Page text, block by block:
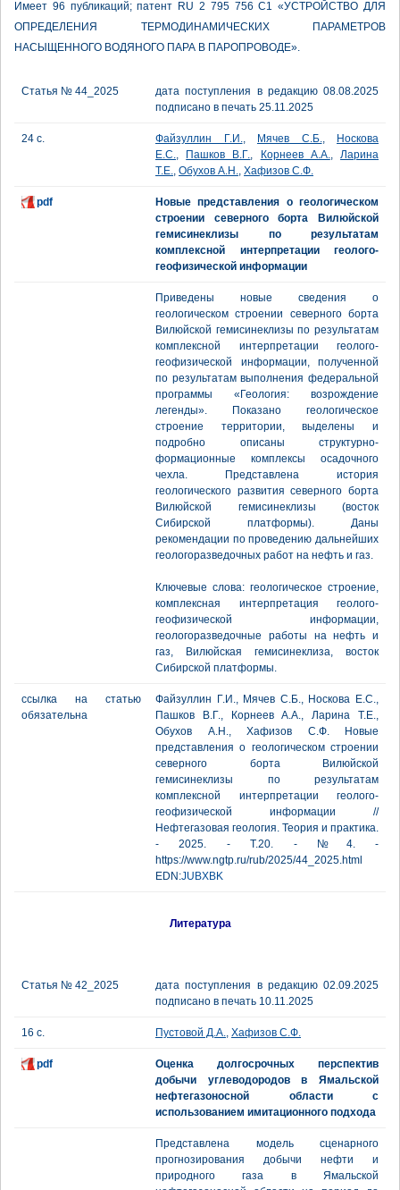
Имеет 96 публикаций; патент RU 2 795 756 C1 «УСТРОЙСТВО ДЛЯ
ОПРЕДЕЛЕНИЯ ТЕРМОДИНАМИЧЕСКИХ ПАРАМЕТРОВ
НАСЫЩЕННОГО ВОДЯНОГО ПАРА В ПАРОПРОВОДЕ».
Статья № 44_2025
дата поступления в редакцию 08.08.2025
подписано в печать 25.11.2025
24 с. Файзуллин Г.И., Мячев С.Б.,
Носкова
Е.С., Пашков В.Г., Корнеев А.А.,Ларина
Т.Е., Обухов А.Н., Хафизов С.Ф.
pdf
Новые представления о геологическом
строении северного борта Вилюйской
гемисинеклизы по результатам
комплексной интерпретации геолого-
геофизической информации
Приведены новые сведения о
геологическом строении северного борта
Вилюйской гемисинеклизы по результатам
комплексной интерпретации геолого-
геофизической информации, полученной
по результатам выполнения федеральной
программы «Геология: возрождение
легенды». Показано геологическое
строение территории, выделены и
подробно описаны структурно-
формационные комплексы осадочного
чехла. Представлена история
геологического развития северного борта
Вилюйской гемисинеклизы (восток
Сибирской платформы). Даны
рекомендации по проведению дальнейших
геологоразведочных работ на нефть и газ.
Ключевые слова: геологическое строение,
комплексная интерпретация геолого-
геофизической информации,
геологоразведочные работы на нефть и
газ, Вилюйская гемисинеклиза, восток
Сибирской платформы.
ссылка на статью
обязательна
Файзуллин Г.И., Мячев С.Б., Носкова Е.С.,
Пашков В.Г., Корнеев А.А., Ларина Т.Е.,
Обухов А.Н., Хафизов С.Ф. Новые
представления о геологическом строении
северного борта Вилюйской
гемисинеклизы по результатам
комплексной интерпретации геолого-
геофизической информации //
Нефтегазовая геология. Теория и практика.
- 2025. - Т.20. - №4. -
https://www.ngtp.ru/rub/2025/44_2025.html
EDN:JUBXBK
Литература
Статья № 42_2025
дата поступления в редакцию 02.09.2025
подписано в печать 10.11.2025
16 с. Пустовой Д.А., Хафизов С.Ф.
pdf
Оценка долгосрочных перспектив
добычи углеводородов в Ямальской
нефтегазоносной области с
использованием имитационного подхода
Представлена модель сценарного
прогнозирования добычи нефти и
природного газа в Ямальской